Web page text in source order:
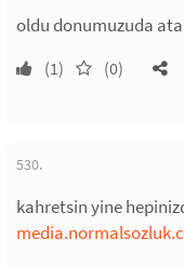
oldu donumuzuda
(1) (0)
530.
kahretsin yine